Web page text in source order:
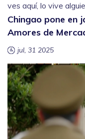
ves aquí, lo vive
Chingao pone en
Amores de
jul, 31 2025